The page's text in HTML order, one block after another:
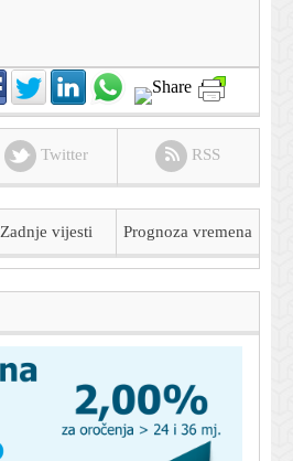
Twitter RSS
Zadnje vijesti Prognoza vremena